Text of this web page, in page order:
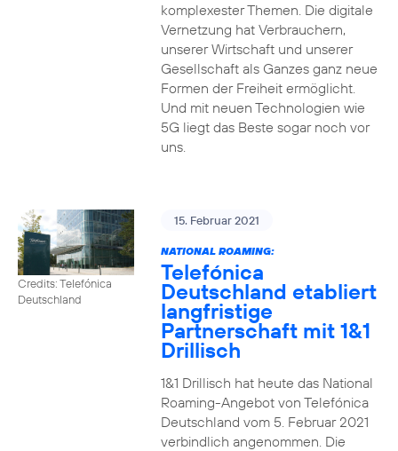
komplexester Themen. Die digitale
Vernetzung hat Verbrauchern,
unserer Wirtschaft und unserer
Gesellschaft als Ganzes ganz neue
Formen der Freiheit ermöglicht.
Und mit neuen Technologien wie
5G liegt das Beste sogar noch vor
uns.
Credits: Telefónica
Deutschland
15. Februar 2021
NATIONAL ROAMING:
Telefónica
Deutschland etabliert
langfristige
Partnerschaft mit 1&1
Drillisch
1&1 Drillisch hat heute das National
Roaming-Angebot von Telefónica
Deutschland vom 5. Februar 2021
verbindlich angenommen. Die